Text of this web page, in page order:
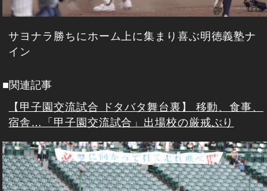
サヨナラ勝ちにホーム上に集まり喜ぶ明徳義塾ナ
イン
■関連記事
【甲子園交流試合 ドタバタ舞台裏】 移動、食事、
宿舎…「甲子園交流試合」出場校の厳戒ぶり